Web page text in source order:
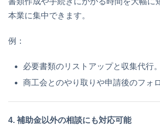
本業に集中できます。
例：
必要書類のリストアップと収集代行。
商工会とのやり取りや申請後のフォ
4. 補助金以外の相談にも対応可能